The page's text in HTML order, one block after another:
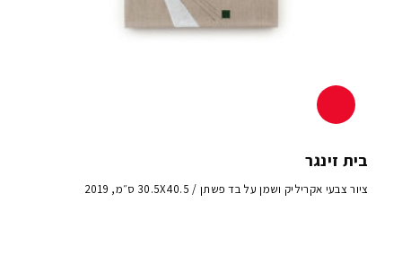
בית זינגר
ציור צבעי אקריליק ושמן על בד פשתן / 30.5X40.5 ס״מ, 2019